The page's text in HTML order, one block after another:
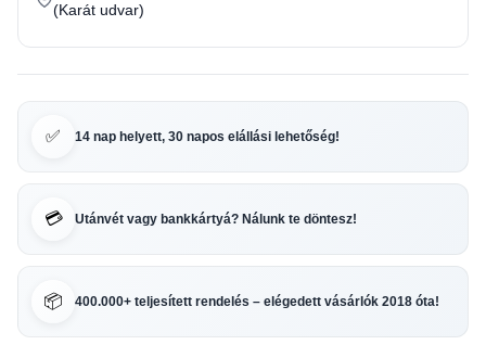
(Karát udvar)
✅ 14 nap helyett, 30 napos elállási lehetőség!
💳 Utánvét vagy bankkártyá? Nálunk te döntesz!
📦 400.000+ teljesített rendelés – elégedett vásárlók 2018 óta!